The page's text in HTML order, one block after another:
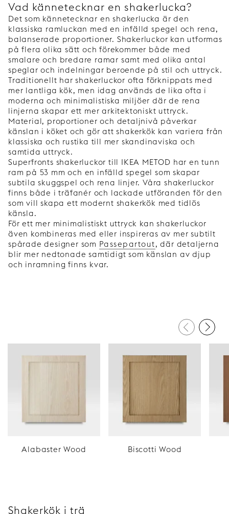
Vad kännetecknar en shakerlucka?
Det som kännetecknar en shakerlucka är den
klassiska ramluckan med en infälld spegel och rena,
balanserade proportioner. Shakerluckor kan utformas
på flera olika sätt och förekommer både med
smalare och bredare ramar samt med olika antal
speglar och indelningar beroende på stil och uttryck.
Traditionellt har shakerluckor ofta förknippats med
mer lantliga kök, men idag används de lika ofta i
moderna och minimalistiska miljöer där de rena
linjerna skapar ett mer arkitektoniskt uttryck.
Material, proportioner och detaljnivå påverkar
känslan i köket och gör att shakerkök kan variera från
klassiska och rustika till mer skandinaviska och
samtida uttryck.
Superfronts shakerluckor till IKEA METOD har en tunn
ram på 53 mm och en infälld spegel som skapar
subtila skuggspel och rena linjer. Våra shakerluckor
finns både i träfanér och lackade utföranden för den
som vill skapa ett modernt shakerkök med tidlös
känsla.
För ett mer minimalistiskt uttryck kan shakerluckor
även kombineras med eller inspireras av mer subtilt
spårade designer som Passepartout, där detaljerna
blir mer nedtonade samtidigt som känslan av djup
och inramning finns kvar.
Alabaster Wood Biscotti Wood
Shakerkök i trä